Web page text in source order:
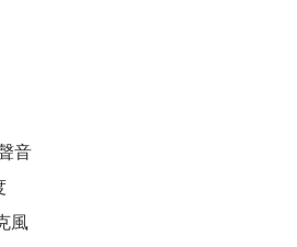
音
風